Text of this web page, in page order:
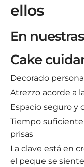
ellos
En
Cake
Decorado
Atrezzo acorde a
Espacio seguro y
Tiempo
prisas
La clave está en
el peque se